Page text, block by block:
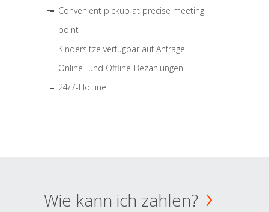
Convenient pickup at precise meeting
point
Kindersitze verfügbar auf Anfrage
Online- und Offline-Bezahlungen
24/7-Hotline
Wie kann ich zahlen?